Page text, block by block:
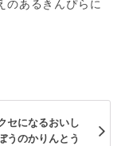
のあるきんぴらに
セになるおいし
うのかりんとう